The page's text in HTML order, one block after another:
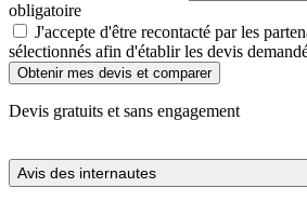
obligatoire
J'accepte d'être recontacté par les
sélectionnés afin d'établir les devis
Devis gratuits et sans engagement
Avis des internautes